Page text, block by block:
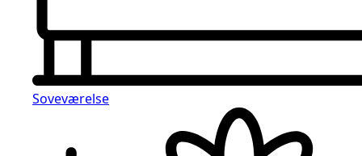
Soveværelse